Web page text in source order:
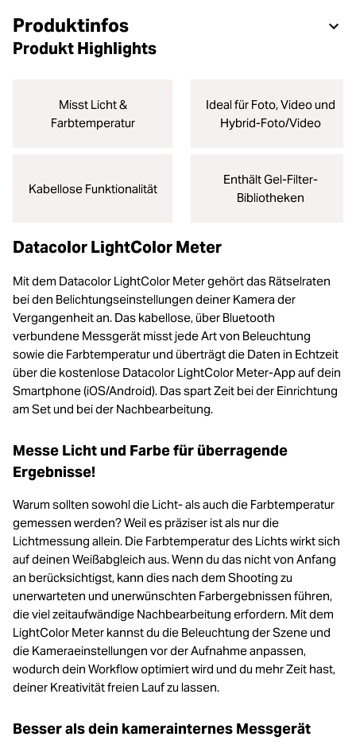
Produktinfos
Produkt Highlights
Misst Licht &
Farbtemperatur
Ideal für Foto, Video und
Hybrid-Foto/Video
Kabellose Funktionalität
Enthält Gel-Filter-
Bibliotheken
Datacolor LightColor Meter
Mit dem Datacolor LightColor Meter gehört das Rätselraten
bei den Belichtungseinstellungen deiner Kamera der
Vergangenheit an. Das kabellose, über Bluetooth
verbundene Messgerät misst jede Art von Beleuchtung
sowie die Farbtemperatur und überträgt die Daten in Echtzeit
über die kostenlose Datacolor LightColor Meter-App auf dein
Smartphone (iOS/Android). Das spart Zeit bei der Einrichtung
am Set und bei der Nachbearbeitung.
Messe Licht und Farbe für überragende
Ergebnisse!
Warum sollten sowohl die Licht- als auch die Farbtemperatur
gemessen werden? Weil es präziser ist als nur die
Lichtmessung allein. Die Farbtemperatur des Lichts wirkt sich
auf deinen Weißabgleich aus. Wenn du das nicht von Anfang
an berücksichtigst, kann dies nach dem Shooting zu
unerwarteten und unerwünschten Farbergebnissen führen,
die viel zeitaufwändige Nachbearbeitung erfordern. Mit dem
LightColor Meter kannst du die Beleuchtung der Szene und
die Kameraeinstellungen vor der Aufnahme anpassen,
wodurch dein Workflow optimiert wird und du mehr Zeit hast,
deiner Kreativität freien Lauf zu lassen.
Besser als dein kamerainternes Messgerät